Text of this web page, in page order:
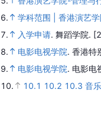
6.
学科范围 | 香港演艺
7.
入学申请. 舞蹈学院.
8.
电影电视学院. 香港特
9.
电影电视学院. 电影电
10.
10.1 10.2 10.3 音